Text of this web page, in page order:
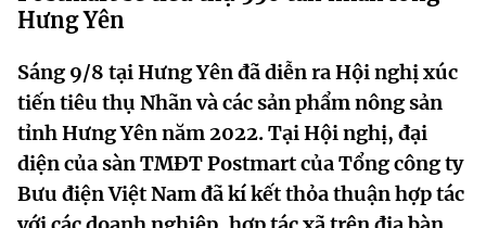
Chức năng nhiệm vụ
Cơ cấu tổ chức
Lịch sử phát triển
Tin tức sự kiện
Khoa học và Công nghệ
Đổi mới sáng tạo
Dịch vụ công
Hệ thống văn bản
Hưng Yên
Sáng 9/8 tại Hưng Yên đã diễn ra Hội nghị xúc
tiến tiêu thụ Nhãn và các sản phẩm nông sản
tỉnh Hưng Yên năm 2022. Tại Hội nghị, đại
diện của sàn TMĐT Postmart của Tổng công ty
Bưu điện Việt Nam đã kí kết thỏa thuận hợp tác